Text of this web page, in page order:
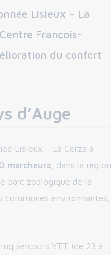
Lisieux – La
François-
du confort
d’Auge
Lisieux – La Cerza a
marcheurs,
dans la région
parc zoologique de la
communes environnantes,
parcours VTT (de 23 à